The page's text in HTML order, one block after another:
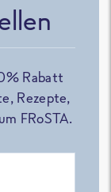
Rabatt
Rezepte,
FRoSTA.